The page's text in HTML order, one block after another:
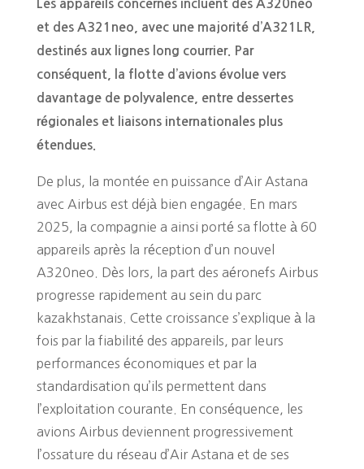
Les appareils concernés incluent des A320neo
et des A321neo, avec une majorité d’A321LR,
destinés aux lignes long courrier. Par
conséquent, la flotte d’avions évolue vers
davantage de polyvalence, entre dessertes
régionales et liaisons internationales plus
étendues.
De plus, la montée en puissance d’Air Astana
avec Airbus est déjà bien engagée. En mars
2025, la compagnie a ainsi porté sa flotte à 60
appareils après la réception d’un nouvel
A320neo. Dès lors, la part des aéronefs Airbus
progresse rapidement au sein du parc
kazakhstanais. Cette croissance s’explique à la
fois par la fiabilité des appareils, par leurs
performances économiques et par la
standardisation qu’ils permettent dans
l’exploitation courante. En conséquence, les
avions Airbus deviennent progressivement
l’ossature du réseau d’Air Astana et de ses